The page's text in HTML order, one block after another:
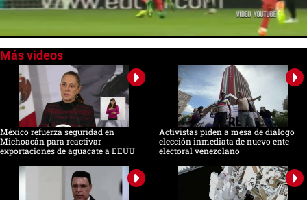
seconds
seconds
México refuerza seguridad en
Michoacán para reactivar
exportaciones de aguacate a EEUU
Activistas piden a mesa de diálogo
elección inmediata de nuevo ente
electoral venezolano